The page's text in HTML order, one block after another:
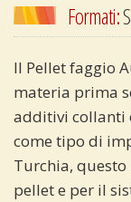
Formati:
Il Pellet faggio
materia prima
additivi collanti
come tipo di
Turchia,
pellet e per il